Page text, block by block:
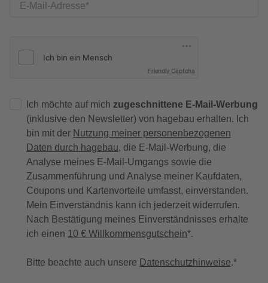
E-Mail-Adresse
Friendly Captcha
Ich möchte auf mich zugeschnittene E-Mail-Werbung
(inklusive den Newsletter) von hagebau erhalten. Ich
bin mit der Nutzung meiner personenbezogenen
Daten durch hagebau, die E-Mail-Werbung, die
Analyse meines E-Mail-Umgangs sowie die
Zusammenführung und Analyse meiner Kaufdaten,
Coupons und Kartenvorteile umfasst, einverstanden.
Mein Einverständnis kann ich jederzeit widerrufen.
Nach Bestätigung meines Einverständnisses erhalte
ich einen 10 € Willkommensgutschein*.
Bitte beachte auch unsere Datenschutzhinweise.